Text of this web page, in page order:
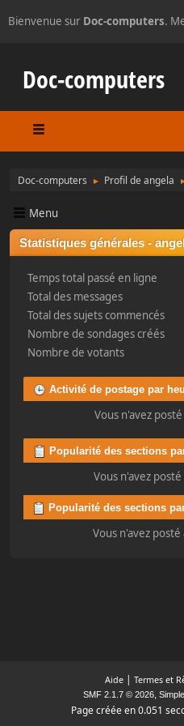
Bienvenue sur Doc-computers.
Doc-computers
Doc-computers ► Profil de angela
Menu
Statistiques générales -
Temps total passé en ligne
Total des messages
Total des sujets commencés
Nombre de sondages créés
Nombre de votants
Activité de postage par
Vous n'avez
Popularité des sections
Vous n'avez
Popularité des sections
Vous n'avez
Aide| Termes et
SMF 2.1.7 © 2026,
Page créée en 0.051